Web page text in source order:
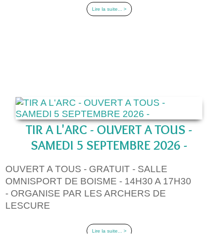
Lire la suite... >
TIR A L'ARC - OUVERT A TOUS -
SAMEDI 5 SEPTEMBRE 2026 -
OUVERT A TOUS - GRATUIT - SALLE
OMNISPORT DE BOISME - 14H30 A 17H30
- ORGANISE PAR LES ARCHERS DE
LESCURE
Lire la suite... >